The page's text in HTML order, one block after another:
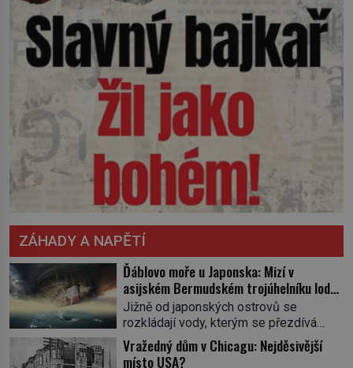
ZÁHADY A NAPĚTÍ
Ďáblovo moře u Japonska: Mizí v
asijském Bermudském trojúhelníku lodě
ve spárech neznámé síly?
Jižně od japonských ostrovů se
rozkládají vody, kterým se přezdívá
Ďáblovo moře. Vypráví se o lodích
mizejících beze stopy, podivných
Vražedný dům v Chicagu: Nejděsivější
místo USA?